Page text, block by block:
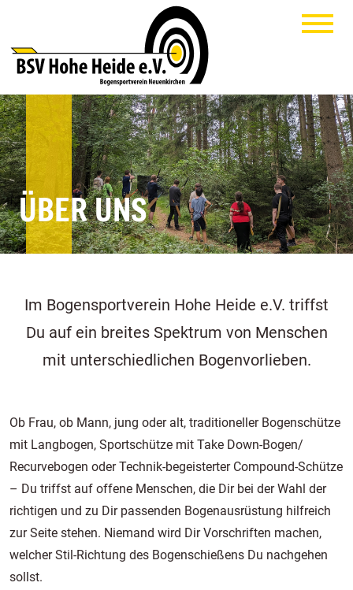
ÜBER UNS
Im Bogensportverein Hohe Heide e.V. triffst
Du auf ein breites Spektrum von Menschen
mit unterschiedlichen Bogenvorlieben.
Ob Frau, ob Mann, jung oder alt, traditioneller Bogenschütze
mit Langbogen, Sportschütze mit Take Down-Bogen/
Recurvebogen oder Technik-begeisterter Compound-Schütze
– Du triffst auf offene Menschen, die Dir bei der Wahl der
richtigen und zu Dir passenden Bogenausrüstung hilfreich
zur Seite stehen. Niemand wird Dir Vorschriften machen,
welcher Stil-Richtung des Bogenschießens Du nachgehen
sollst.